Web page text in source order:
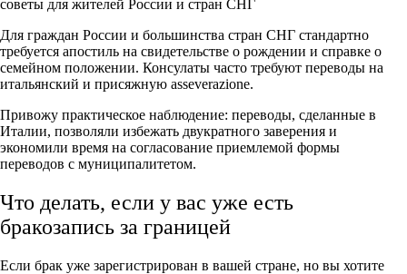
Для граждан России и большинства стран СНГ стандартно
требуется апостиль на свидетельстве о рождении и справке о
семейном положении. Консулаты часто требуют переводы на
итальянский и присяжную asseverazione.
Привожу практическое наблюдение: переводы, сделанные в
Италии, позволяли избежать двукратного заверения и
экономили время на согласование приемлемой формы
переводов с муниципалитетом.
Что делать, если у вас уже есть
бракозапись за границей
Если брак уже зарегистрирован в вашей стране, но вы хотите